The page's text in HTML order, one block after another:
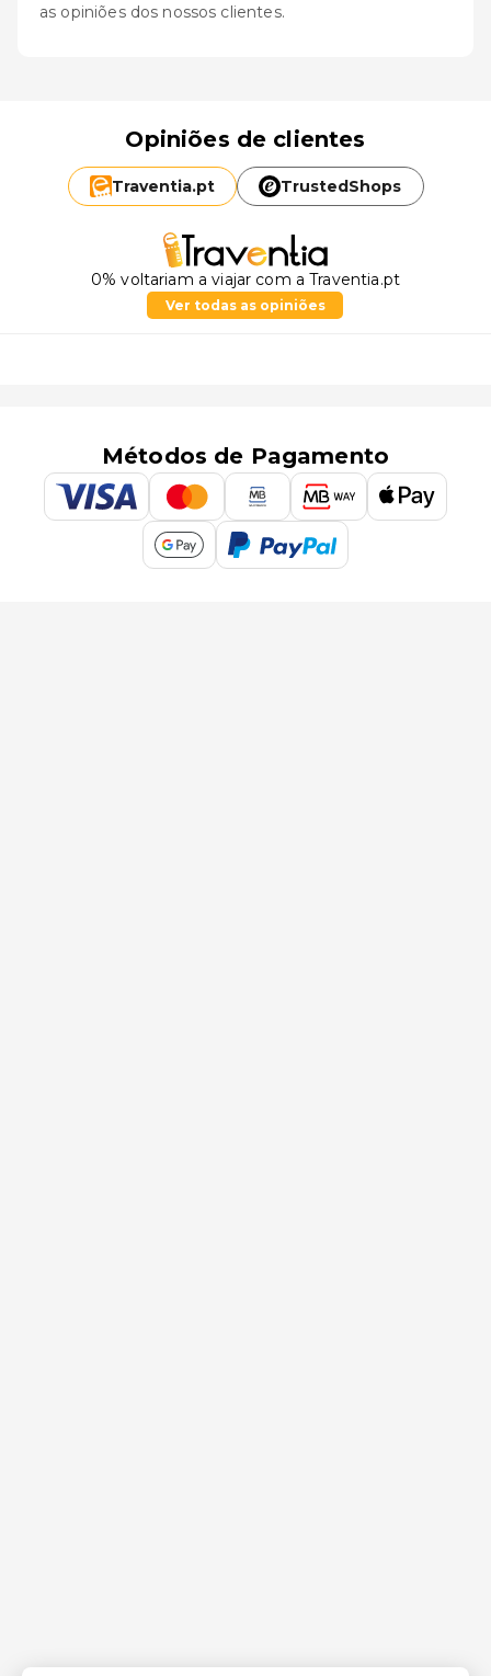
as opiniões dos nossos clientes.
Opiniões de clientes
Traventia.pt TrustedShops
0% voltariam a viajar com a Traventia.pt
Ver todas as opiniões
Métodos de Pagamento